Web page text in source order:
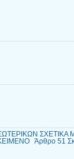
Άρθρο 51